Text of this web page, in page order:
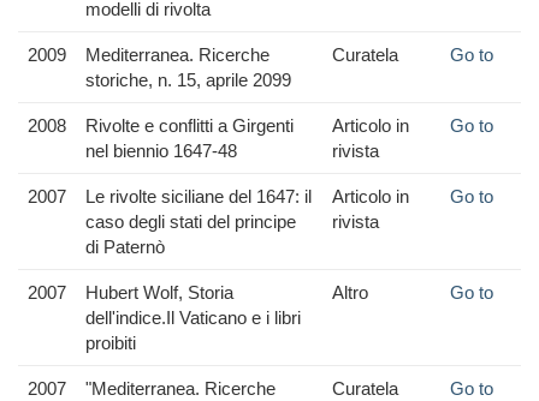
modelli di rivolta
2009
Mediterranea. Ricerche
storiche, n. 15, aprile 2099
Curatela Go to
2008
Rivolte e conflitti a Girgenti
nel biennio 1647-48
Articolo in
rivista
Go to
2007
Le rivolte siciliane del 1647: il
caso degli stati del principe
di Paternò
Articolo in
rivista
Go to
2007
Hubert Wolf, Storia
dell'indice.Il Vaticano e i libri
proibiti
Altro Go to
2007
"Mediterranea. Ricerche
Curatela Go to